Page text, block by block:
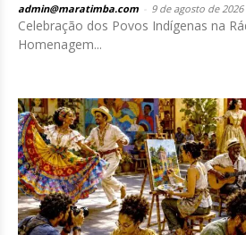
admin@maratimba.com 9 de agosto de 2026
Celebração dos Povos Indígenas na
Homenagem...